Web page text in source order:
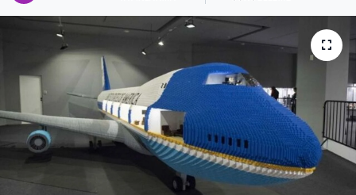
Dünya
Ekonomi
Genel
Gündem